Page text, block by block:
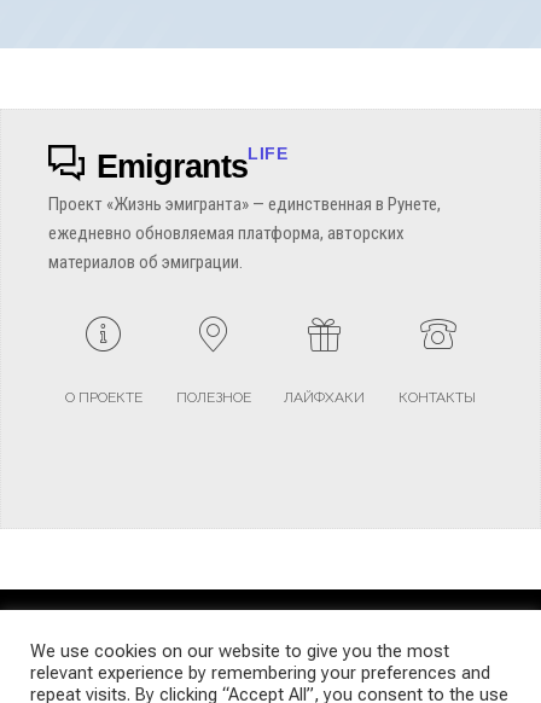
EmigrantsLIFE
Проект «Жизнь эмигранта» — единственная в Рунете,
ежедневно обновляемая платформа, авторских
материалов об эмиграции.
О ПРОЕКТЕ ПОЛЕЗНОЕ ЛАЙФХАКИ КОНТАКТЫ
TERMS AND CONDITIONS PRIVACY POLICY SITEMAP
© Emigrants Life WordPress Theme by TagDiv
We use cookies on our website to give you the most
relevant experience by remembering your preferences and
repeat visits. By clicking “Accept All”, you consent to the use